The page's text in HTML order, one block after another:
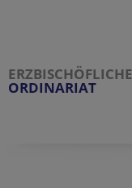
ORDINARIAT